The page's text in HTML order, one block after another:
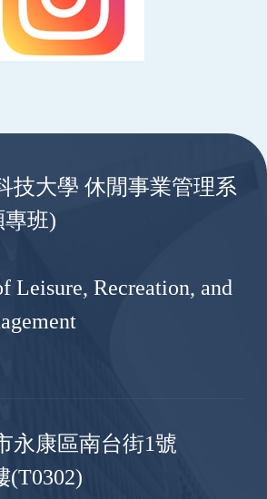
技大學 休閒事業管理系
專班)
Leisure, Recreation, and
永康區南台街1號